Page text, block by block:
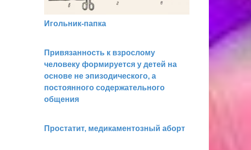
Игольник-папка
Привязанность к взрослому
человеку формируется у детей на
основе не эпизодического, а
постоянного содержательного
общения
Простатит, медикаментозный аборт